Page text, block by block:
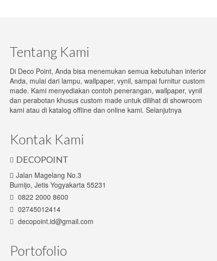
Kabinet
Lemari
Rak Buku
Sofa
Custom Furniture
Jasa Desain Interior
Hubungi Kami
Tentang Kami
Di Deco Point, Anda bisa menemukan semua kebutuhan interior
Anda, mulai dari lampu, wallpaper, vynil, sampai furnitur custom
made. Kami menyediakan contoh penerangan, wallpaper, vynil
dan perabotan khusus custom made untuk dilihat di showroom
kami atau di katalog offline dan online kami. Selanjutnya
Kontak Kami
DECOPOINT
Jalan Magelang No.3
Bumijo, Jetis Yogyakarta 55231
0822 2000 8600
02745012414
decopoint.id@gmail.com
Portofolio